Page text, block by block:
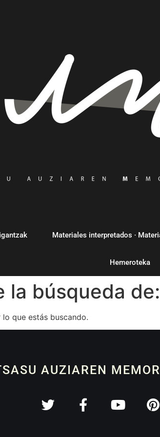
Materiales interpretados ·
Hemeroteka
la búsqueda de:
que estás buscando.
AUZIAREN